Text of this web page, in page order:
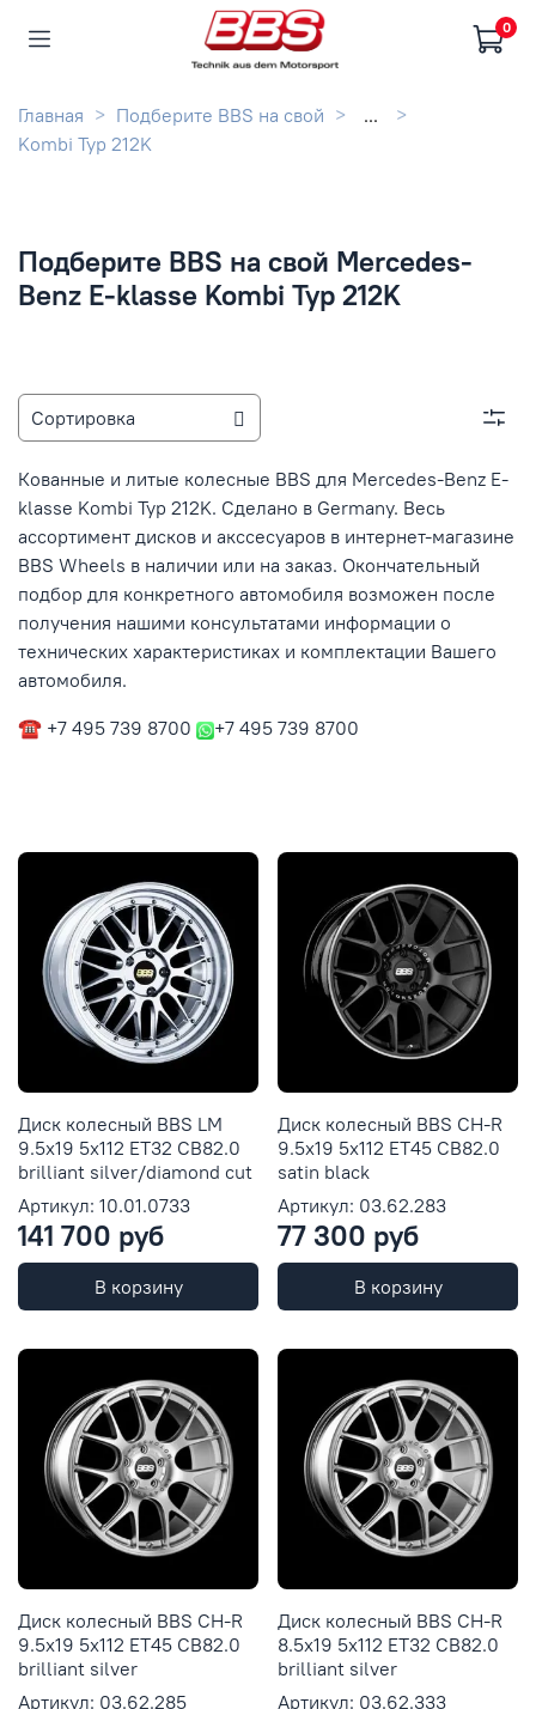
0
Главная Подберите BBS на свой
...
Kombi Typ 212K
Подберите BBS на свой Mercedes-
Benz E-klasse Kombi Typ 212K
Кованные и литые колесные BBS для Mercedes-Benz E-
klasse Kombi Typ 212K. Сделано в Germany. Весь
ассортимент дисков и акссесуаров в интернет-магазине
BBS Wheels в наличии или на заказ. Окончательный
подбор для конкретного автомобиля возможен после
получения нашими консультатами информации о
технических характеристиках и комплектации Вашего
автомобиля.
☎ +7 495 739 8700
+7 495 739 8700
Диск колесный BBS LM
9.5x19 5x112 ET32 CB82.0
brilliant silver/diamond cut
Артикул: 10.01.0733
141 700 руб
В корзину
Диск колесный BBS CH-R
9.5x19 5x112 ET45 CB82.0
satin black
Артикул: 03.62.283
77 300 руб
В корзину
Диск колесный BBS CH-R
9.5x19 5x112 ET45 CB82.0
brilliant silver
Артикул: 03.62.285
Диск колесный BBS CH-R
8.5x19 5x112 ET32 CB82.0
brilliant silver
Артикул: 03.62.333